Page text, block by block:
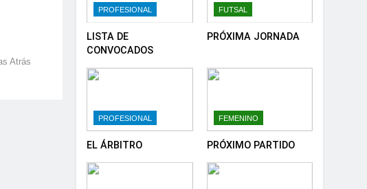
Atrás
PROFESIONAL
LISTA DE
CONVOCADOS
FUTSAL
PRÓXIMA JORNADA
PROFESIONAL
EL ÁRBITRO
FEMENINO
PRÓXIMO PARTIDO